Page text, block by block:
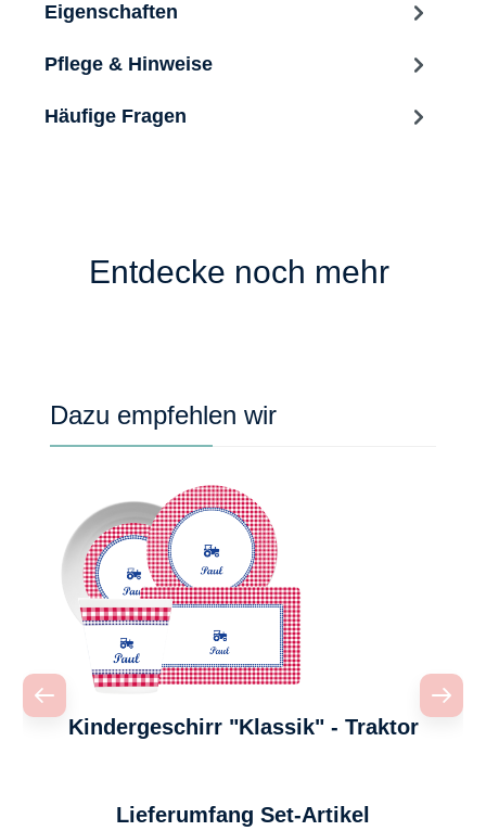
Eigenschaften
Pflege & Hinweise
Häufige Fragen
Entdecke noch mehr
Produktgalerie überspringen
Dazu empfehlen wir
Kindergeschirr "Klassik" - Traktor
Lieferumfang Set-Artikel